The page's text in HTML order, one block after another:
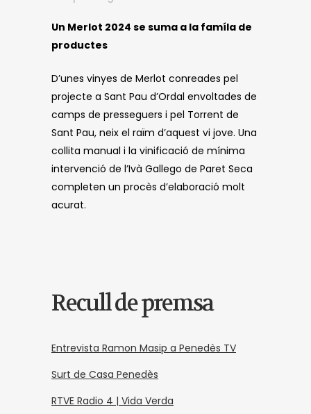
Un Merlot 2024 se suma a la famíla de
productes
D’unes vinyes de Merlot conreades pel
projecte a Sant Pau d’Ordal envoltades de
camps de presseguers i pel Torrent de
Sant Pau, neix el raïm d’aquest vi jove. Una
collita manual i la vinificació de mínima
intervenció de l’Ivà Gallego de Paret Seca
completen un procès d’elaboració molt
acurat.
Recull de premsa
Entrevista Ramon Masip a Penedès TV
Surt de Casa Penedès
RTVE Radio 4 | Vida Verda